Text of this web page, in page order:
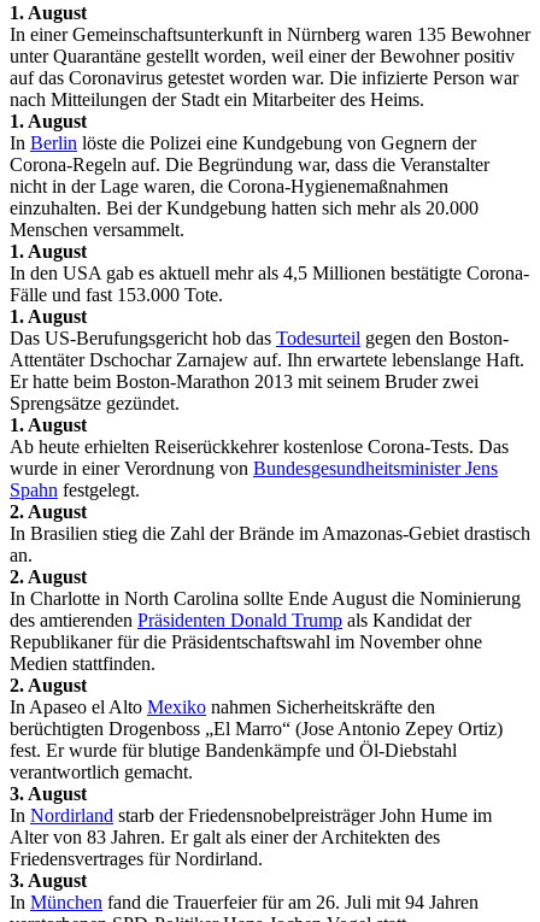
1. August
In einer Gemeinschaftsunterkunft in Nürnberg waren 135 Bewohner
unter Quarantäne gestellt worden, weil einer der Bewohner positiv
auf das Coronavirus getestet worden war. Die infizierte Person war
nach Mitteilungen der Stadt ein Mitarbeiter des Heims.
1. August
In Berlin löste die Polizei eine Kundgebung von Gegnern der
Corona-Regeln auf. Die Begründung war, dass die Veranstalter
nicht in der Lage waren, die Corona-Hygienemaßnahmen
einzuhalten. Bei der Kundgebung hatten sich mehr als 20.000
Menschen versammelt.
1. August
In den USA gab es aktuell mehr als 4,5 Millionen bestätigte Corona-
Fälle und fast 153.000 Tote.
1. August
Das US-Berufungsgericht hob das Todesurteil gegen den Boston-
Attentäter Dschochar Zarnajew auf. Ihn erwartete lebenslange Haft.
Er hatte beim Boston-Marathon 2013 mit seinem Bruder zwei
Sprengsätze gezündet.
1. August
Ab heute erhielten Reiserückkehrer kostenlose Corona-Tests. Das
wurde in einer Verordnung von Bundesgesundheitsminister Jens
Spahn festgelegt.
2. August
In Brasilien stieg die Zahl der Brände im Amazonas-Gebiet drastisch
an.
2. August
In Charlotte in North Carolina sollte Ende August die Nominierung
des amtierenden Präsidenten Donald Trump als Kandidat der
Republikaner für die Präsidentschaftswahl im November ohne
Medien stattfinden.
2. August
In Apaseo el Alto Mexiko nahmen Sicherheitskräfte den
berüchtigten Drogenboss „El Marro“ (Jose Antonio Zepey Ortiz)
fest. Er wurde für blutige Bandenkämpfe und Öl-Diebstahl
verantwortlich gemacht.
3. August
In Nordirland starb der Friedensnobelpreisträger John Hume im
Alter von 83 Jahren. Er galt als einer der Architekten des
Friedensvertrages für Nordirland.
3. August
In München fand die Trauerfeier für am 26. Juli mit 94 Jahren